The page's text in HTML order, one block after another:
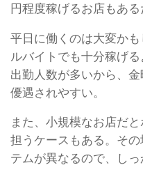
円程度稼げるお店もある
平日に働くのは大変か
ルバイトでも十分稼げる
出勤人数が多いから、
優遇されやすい。
また、小規模なお店だ
担うケースもある。 そ
テムが異なるので、しっ